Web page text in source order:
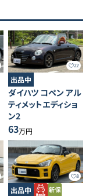
22
出品中
ダイハツ コペン アル
ティメットエディショ
ン2
63万円
8
出品中